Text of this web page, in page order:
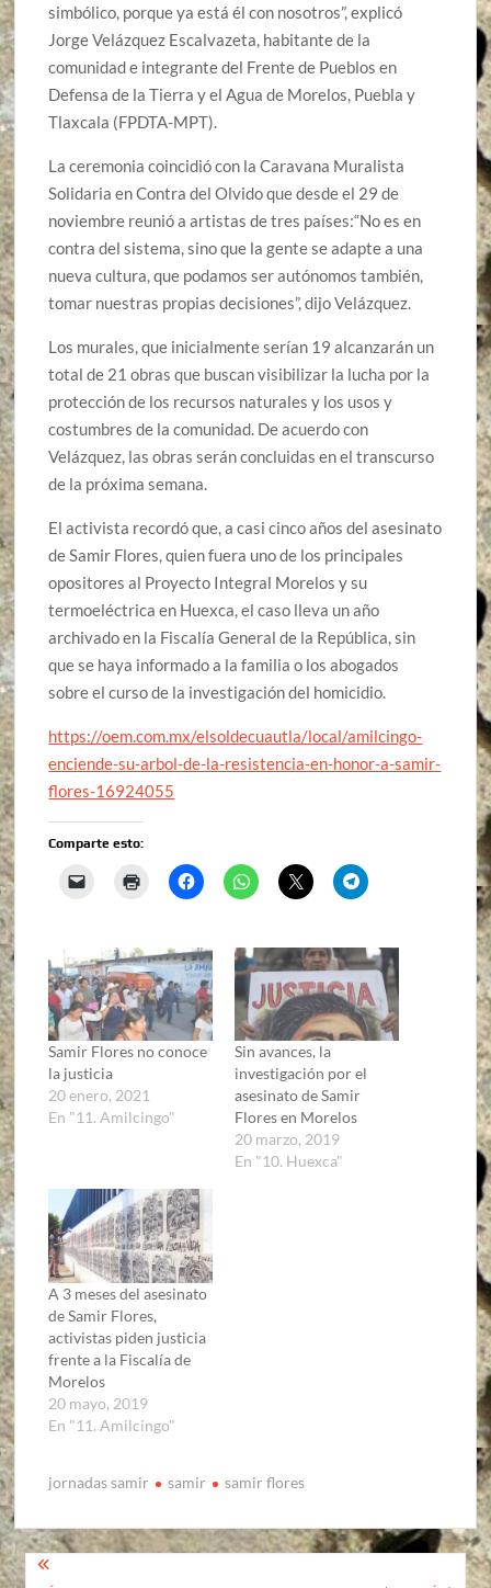
simbólico, porque ya está él con nosotros”, explicó
Jorge Velázquez Escalvazeta, habitante de la
comunidad e integrante del Frente de Pueblos en
Defensa de la Tierra y el Agua de Morelos, Puebla y
Tlaxcala (FPDTA-MPT).
La ceremonia coincidió con la Caravana Muralista
Solidaria en Contra del Olvido que desde el 29 de
noviembre reunió a artistas de tres países:“No es en
contra del sistema, sino que la gente se adapte a una
nueva cultura, que podamos ser autónomos también,
tomar nuestras propias decisiones”, dijo Velázquez.
Los murales, que inicialmente serían 19 alcanzarán un
total de 21 obras que buscan visibilizar la lucha por la
protección de los recursos naturales y los usos y
costumbres de la comunidad. De acuerdo con
Velázquez, las obras serán concluidas en el transcurso
de la próxima semana.
El activista recordó que, a casi cinco años del asesinato
de Samir Flores, quien fuera uno de los principales
opositores al Proyecto Integral Morelos y su
termoeléctrica en Huexca, el caso lleva un año
archivado en la Fiscalía General de la República, sin
que se haya informado a la familia o los abogados
sobre el curso de la investigación del homicidio.
https://oem.com.mx/elsoldecuautla/local/amilcingo-
enciende-su-arbol-de-la-resistencia-en-honor-a-samir-
flores-16924055
Comparte esto:
Samir Flores no conoce
la justicia
20 enero, 2021
En "11. Amilcingo"
Sin avances, la
investigación por el
asesinato de Samir
Flores en Morelos
20 marzo, 2019
En "10. Huexca"
A 3 meses del asesinato
de Samir Flores,
activistas piden justicia
frente a la Fiscalía de
Morelos
20 mayo, 2019
En "11. Amilcingo"
jornadas samir samir samir flores
Navegación